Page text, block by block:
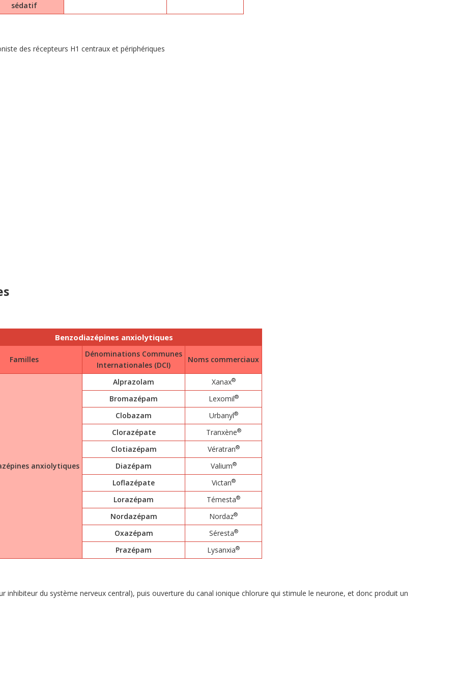
sédatif
des récepteurs H1 centraux et périphériques
Benzodiazépines anxiolytiques
Familles
Dénominations Communes
Internationales (DCI)
Noms commerciaux
anxiolytiques
Alprazolam Xanax®
Bromazépam Lexomil®
Clobazam Urbanyl®
Clorazépate Tranxène®
Clotiazépam Vératran®
Diazépam Valium®
Loflazépate Victan®
Lorazépam Témesta®
Nordazépam Nordaz®
Oxazépam Séresta®
Prazépam Lysanxia®
inhibiteur du système nerveux central), puis ouverture du canal ionique chlorure qui stimule le neurone, et donc produit un